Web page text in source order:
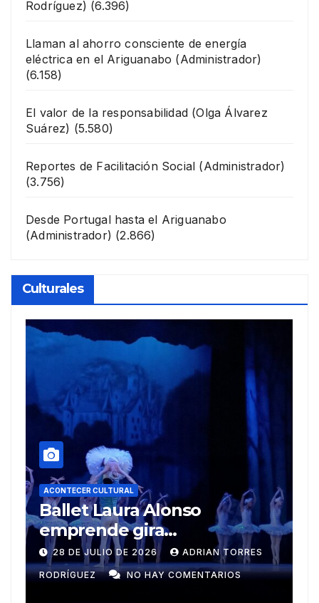
Rodríguez) (6.396)
Llaman al ahorro consciente de energía
eléctrica en el Ariguanabo (Administrador)
(6.158)
El valor de la responsabilidad (Olga Álvarez
Suárez) (5.580)
Reportes de Facilitación Social (Administrador)
(3.756)
Desde Portugal hasta el Ariguanabo
(Administrador) (2.866)
Culturales
ACONTECER CULTURAL
Muñecos y monotipia
9 DE JULIO DE 2026 MEYLIN PÉREZ
GUZMÁN NO HAY COMENTARIOS